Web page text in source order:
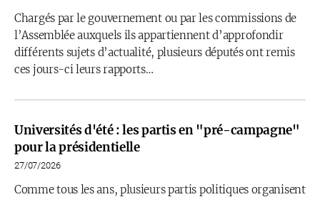
Chargés par le gouvernement ou par les commissions de
l’Assemblée auxquels ils appartiennent d’approfondir
différents sujets d’actualité, plusieurs députés ont remis
ces jours-ci leurs rapports…
Universités d'été : les partis en "pré-campagne"
pour la présidentielle
27/07/2026
Comme tous les ans, plusieurs partis politiques organisent